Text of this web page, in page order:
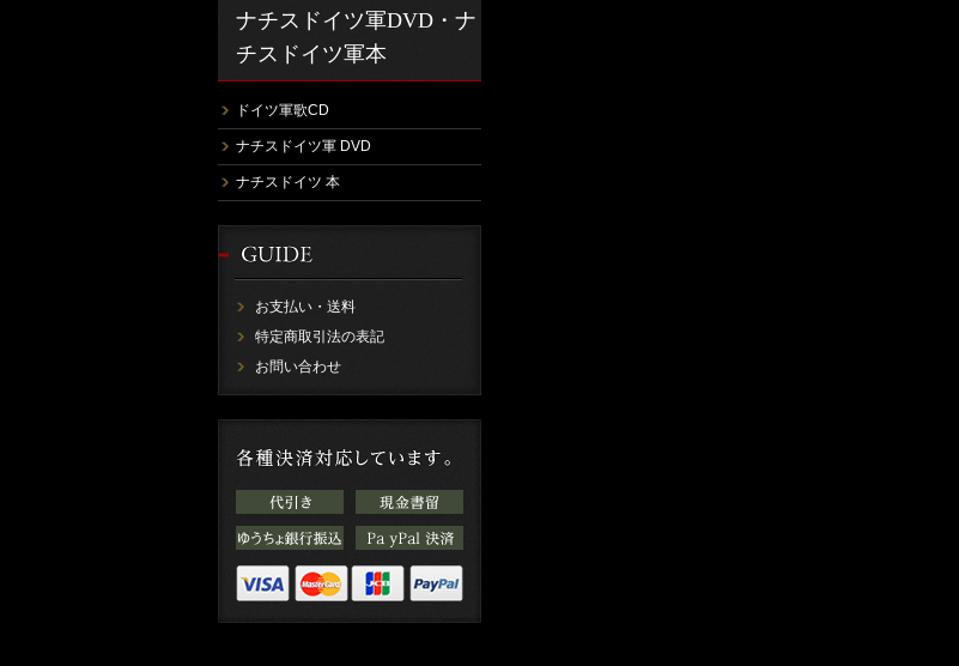
ナチスドイツ軍DVD・ナ
チスドイツ軍本
ドイツ軍歌CD
ナチスドイツ軍 DVD
ナチスドイツ 本
お支払い・送料
特定商取引法の表記
お問い合わせ